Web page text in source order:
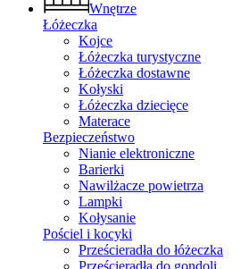
Wnętrze
Łóżeczka
Kojce
Łóżeczka turystyczne
Łóżeczka dostawne
Kołyski
Łóżeczka dziecięce
Materace
Bezpieczeństwo
Nianie elektroniczne
Barierki
Nawilżacze powietrza
Lampki
Kołysanie
Pościel i kocyki
Prześcieradła do łóżeczka
Prześcieradła do gondoli